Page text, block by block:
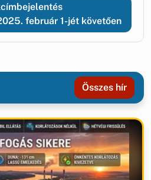
február 1-jét követően
Összes hír